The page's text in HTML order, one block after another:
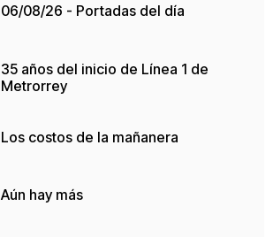
06/08/26 - Portadas del día
35 años del inicio de Línea 1 de
Metrorrey
Los costos de la mañanera
Aún hay más